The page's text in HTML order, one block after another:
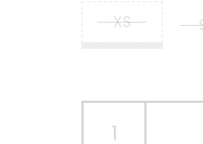
XS